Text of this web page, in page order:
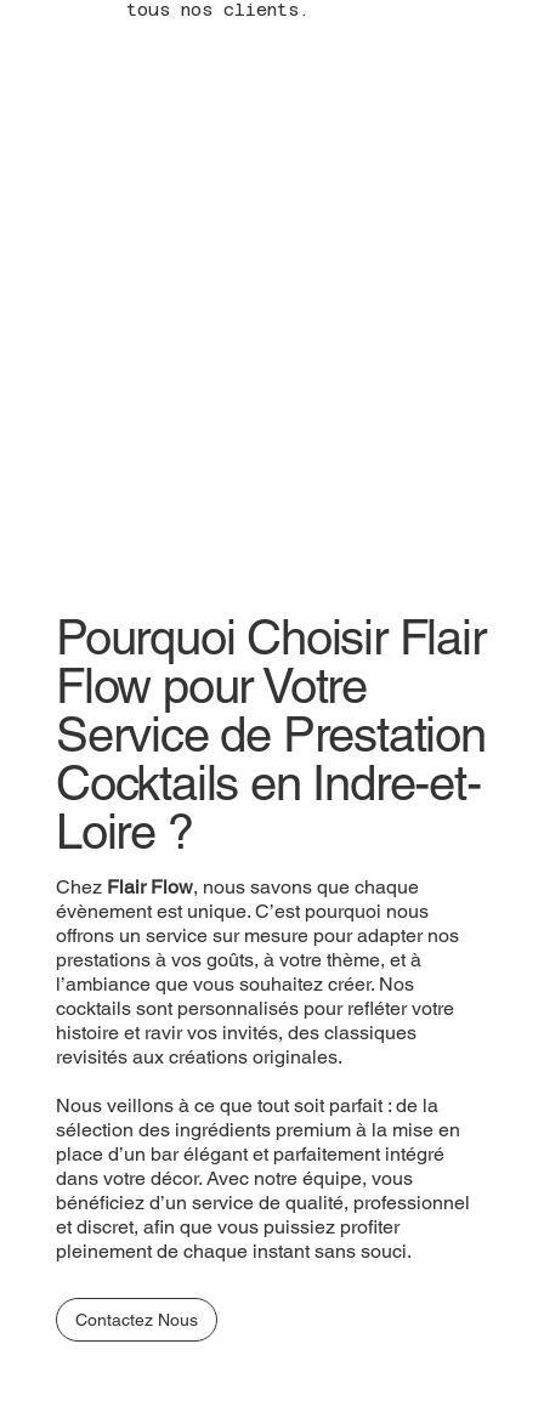
tous nos clients.
Pourquoi Choisir Flair
Flow pour Votre
Service de Prestation
Cocktails en Indre-et-
Loire ?
Chez Flair Flow, nous savons que chaque
évènement est unique. C’est pourquoi nous
offrons un service sur mesure pour adapter nos
prestations à vos goûts, à votre thème, et à
l’ambiance que vous souhaitez créer. Nos
cocktails sont personnalisés pour refléter votre
histoire et ravir vos invités, des classiques
revisités aux créations originales.
Nous veillons à ce que tout soit parfait : de la
sélection des ingrédients premium à la mise en
place d’un bar élégant et parfaitement intégré
dans votre décor. Avec notre équipe, vous
bénéficiez d’un service de qualité, professionnel
et discret, afin que vous puissiez profiter
pleinement de chaque instant sans souci.
Contactez Nous